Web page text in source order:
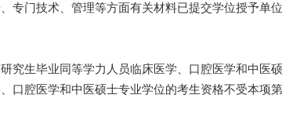
门技术、管理等方面有关材料已提交学位授予单
生毕业同等学力人员临床医学、口腔医学和中医
口腔医学和中医硕士专业学位的考生资格不受本项